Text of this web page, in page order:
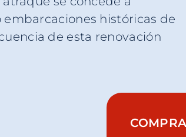
embarcaciones históricas de
de esta renovación